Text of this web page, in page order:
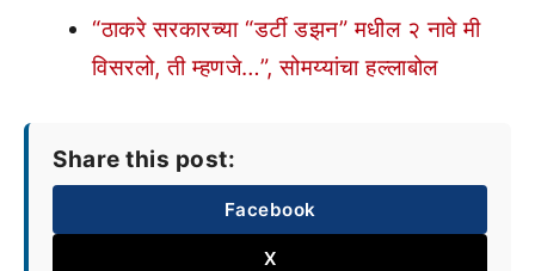
“ठाकरे सरकारच्या “डर्टी डझन” मधील २ नावे मी
विसरलो, ती म्हणजे…”, सोमय्यांचा हल्लाबोल
Share this post:
Facebook
X